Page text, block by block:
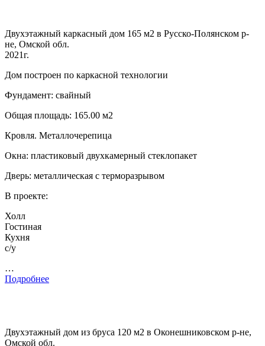
Двухэтажный каркасный дом 165 м2 в Русско-Полянском р-
не, Омской обл.
2021г.
Дом построен по каркасной технологии
Фундамент: свайный
Общая площадь: 165.00 м2
Кровля. Металлочерепица
Окна: пластиковый двухкамерный стеклопакет
Дверь: металлическая с терморазрывом
В проекте:
Холл
Гостиная
Кухня
с/у
…
Подробнее
Двухэтажный дом из бруса 120 м2 в Оконешниковском р-не,
Омской обл.